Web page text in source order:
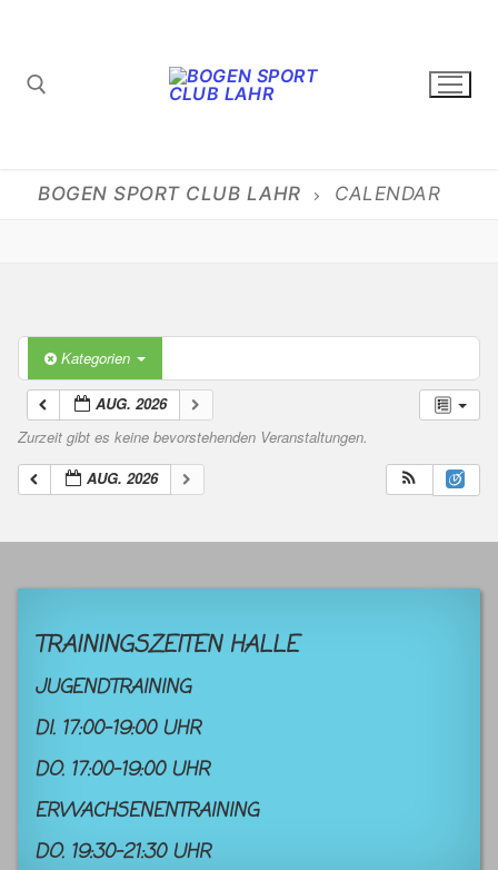
BOGEN SPORT CLUB LAHR CALENDAR
Kategorien
AUG. 2026
Zurzeit gibt es keine bevorstehenden Veranstaltungen.
AUG. 2026
TRAININGSZEITEN HALLE
JUGENDTRAINING
DI. 17:00-19:00 UHR
DO. 17:00-19:00 UHR
ERWACHSENENTRAINING
DO. 19:30-21:30 UHR